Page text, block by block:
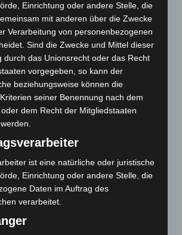
(112)
Einrichtung oder andere Stelle, die
mit anderen über die Zwecke
Verarbeitung von personenbezogenen
Sind die Zwecke und Mittel dieser
durch das Unionsrecht oder das Recht
vorgegeben, so kann der
beziehungsweise können die
seiner Benennung nach dem
dem Recht der Mitgliedstaaten
ist eine natürliche oder juristische
Einrichtung oder andere Stelle, die
Daten im Auftrag des
verarbeitet.